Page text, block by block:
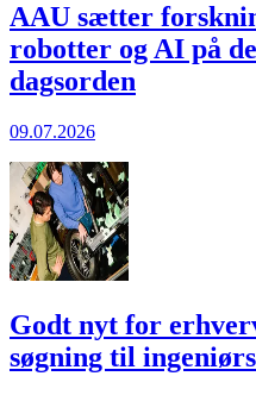
AAU sætter
robotter og AI på
dagsorden
09.07.2026
Godt nyt for
søgning til